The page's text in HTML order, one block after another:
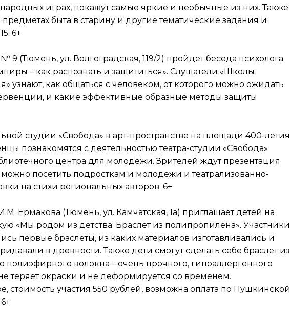
народных играх, покажут самые яркие и необычные из них. Также
предметах быта в старину и другие тематические задания и
6+
9 (Тюмень, ул. Волгоградская, 119/2) пройдет беседа психолога
– как распознать и защититься». Слушатели «Школы
узнают, как общаться с человеком, от которого можно ожидать
и какие эффективные образные методы защиты
студии «Свобода» в арт-пространстве на площади 400-летия
познакомятся с деятельностью театра-студии «Свобода»
центра для молодёжи. Зрителей ждут презентация
посетить подросткам и молодежи и театрализованно-
на стихи региональных авторов. 6+
Ермакова (Тюмень, ул. Камчатская, 1а) приглашает детей на
«Мы родом из детства. Браслет из полипропилена». Участники
первые браслеты, из каких материалов изготавливались и
в древности. Также дети смогут сделать себе браслет из
полиэфирного волокна – очень прочного, гипоаллергенного
теряет окраски и не деформируется со временем.
стоимость участия 550 рублей, возможна оплата по Пушкинской